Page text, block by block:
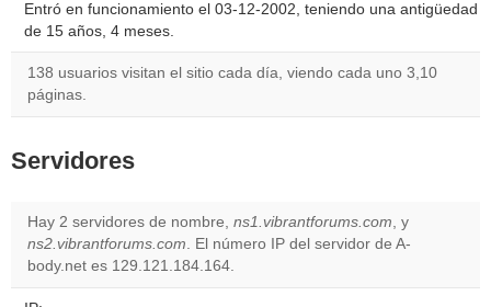
Entró en funcionamiento el 03-12-2002, teniendo una antigüedad
de 15 años, 4 meses.
138 usuarios visitan el sitio cada día, viendo cada uno 3,10
páginas.
Servidores
Hay 2 servidores de nombre, ns1.vibrantforums.com, y
ns2.vibrantforums.com. El número IP del servidor de A-
body.net es 129.121.184.164.